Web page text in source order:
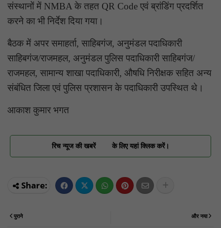
संस्थानों में NMBA के तहत QR Code एवं ब्रांडिंग प्रदर्शित
करने का भी निर्देश दिया गया।
बैठक में अपर समाहर्ता, साहिबगंज, अनुमंडल पदाधिकारी
साहिबगंज/राजमहल, अनुमंडल पुलिस पदाधिकारी साहिबगंज/
राजमहल, सामान्य शाखा पदाधिकारी, औषधि निरीक्षक सहित अन्य
संबंधित जिला एवं पुलिस प्रशासन के पदाधिकारी उपस्थित थे।
आकाश कुमार भगत
रिच न्यूज की खबरें के लिए यहां क्लिक करें।
और नया
पुराने